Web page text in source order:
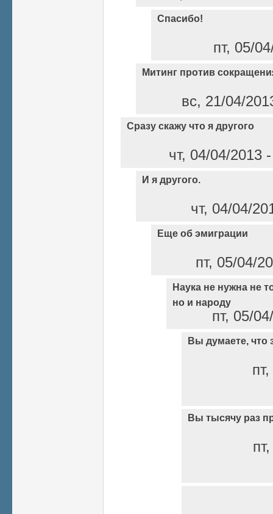
Спасибо!
пт, 05/
Митинг против
вс, 21/04/
Сразу скажу что я другого
чт, 04/04/2013
И я другого.
чт, 04/04/
Еще об эмиграции
пт, 05/04/
Наука не нужна не
но и народу
пт, 05/
Вы думаете, что
Вы тысячу раз